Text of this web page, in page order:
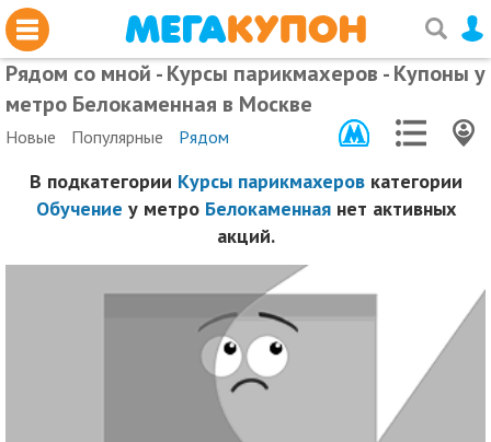
Рядом со мной - Курсы парикмахеров - Купоны у
метро Белокаменная в Москве
Новые Популярные Рядом
В подкатегории Курсы парикмахеровкатегории
Обучение у метро Белокаменнаянет активных
акций.